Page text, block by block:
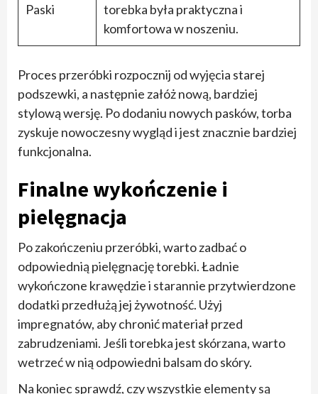
Paski
torebka była praktyczna i
komfortowa w noszeniu.
Proces przeróbki rozpocznij od wyjęcia starej
podszewki, a następnie załóż nową, bardziej
stylową wersję. Po dodaniu nowych pasków, torba
zyskuje nowoczesny wygląd i jest znacznie bardziej
funkcjonalna.
Finalne wykończenie i
pielęgnacja
Po zakończeniu przeróbki, warto zadbać o
odpowiednią pielęgnację torebki. Ładnie
wykończone krawędzie i starannie przytwierdzone
dodatki przedłużą jej żywotność. Użyj
impregnatów, aby chronić materiał przed
zabrudzeniami. Jeśli torebka jest skórzana, warto
wetrzeć w nią odpowiedni balsam do skóry.
Na koniec sprawdź, czy wszystkie elementy są